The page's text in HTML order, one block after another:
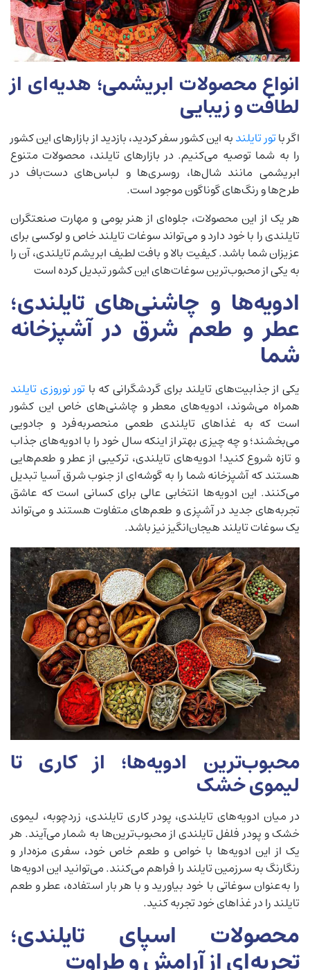
انواع محصولات ابریشمی؛ هدیه‌ای از
لطافت و زیبایی
اگر باتور تایلندبه این کشور سفر کردید، بازدید از بازارهای این کشور
را به شما توصیه می‌کنیم. در بازارهای تایلند، محصولات متنوع
ابریشمی مانند شال‌ها، روسری‌ها و لباس‌های دست‌باف در
طرح‌ها و رنگ‌های گوناگون موجود است.
هر یک از این محصولات، جلوه‌ای از هنر بومی و مهارت صنعتگران
تایلندی را با خود دارد و می‌تواند سوغات تایلند خاص و لوکسی برای
عزیزان شما باشد. کیفیت بالا و بافت لطیف ابریشم تایلندی، آن را
به یکی از محبوب‌ترین سوغات‌های این کشور تبدیل کرده است
ادویه‌ها و چاشنی‌های تایلندی؛
عطر و طعم شرق در آشپزخانه
شما
یکی از جذابیت‌های تایلند برای گردشگرانی که با تور نوروزی تایلند
همراه می‌شوند، ادویه‌های معطر و چاشنی‌های خاص این کشور
است که به غذاهای تایلندی طعمی منحصربه‌فرد و جادویی
می‌بخشند؛ و چه چیزی بهتر از اینکه سال خود را با ادویه‌های جذاب
و تازه شروع کنید! ادویه‌های تایلندی، ترکیبی از عطر و طعم‌هایی
هستند که آشپزخانه شما را به گوشه‌ای از جنوب شرق آسیا تبدیل
می‌کنند. این ادویه‌ها انتخابی عالی برای کسانی است که عاشق
تجربه‌های جدید در آشپزی و طعم‌های متفاوت هستند و می‌تواند
یک سوغات تایلند هیجان‌انگیز نیز باشد.
محبوب‌ترین ادویه‌ها؛ از کاری تا
لیموی خشک
در میان ادویه‌های تایلندی، پودر کاری تایلندی، زردچوبه، لیموی
خشک و پودر فلفل تایلندی از محبوب‌ترین‌ها به شمار می‌آیند. هر
یک از این ادویه‌ها با خواص و طعم خاص خود، سفری مزه‌دار و
رنگارنگ به سرزمین تایلند را فراهم می‌کنند. می‌توانید این ادویه‌ها
را به‌عنوان سوغاتی با خود بیاورید و با هر بار استفاده، عطر و طعم
تایلند را در غذاهای خود تجربه کنید.
محصولات اسپای تایلندی؛